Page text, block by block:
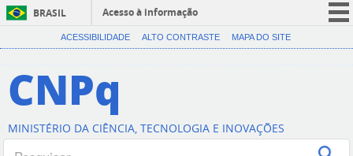
BRASIL
Acesso à informação
CORONAVÍRUS (COVID-19)
Canais
ACESSIBILIDADE ALTO CONTRASTE MAPA DO SITE
CNPq
MINISTÉRIO DA CIÊNCIA, TECNOLOGIA E INOVAÇÕES